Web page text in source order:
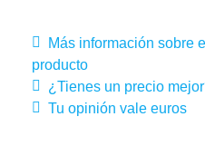
Más información sobre
producto
¿Tienes un precio
Tu opinión vale euros